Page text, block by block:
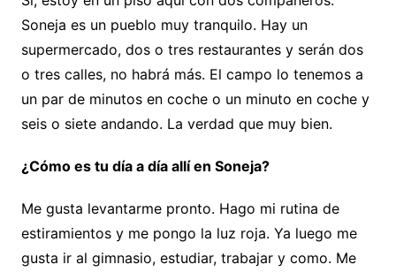
Soneja es un pueblo muy tranquilo. Hay un
supermercado, dos o tres restaurantes y serán dos
o tres calles, no habrá más. El campo lo tenemos a
un par de minutos en coche o un minuto en coche y
seis o siete andando. La verdad que muy bien.
¿Cómo es tu día a día allí en Soneja?
Me gusta levantarme pronto. Hago mi rutina de
estiramientos y me pongo la luz roja. Ya luego me
gusta ir al gimnasio, estudiar, trabajar y como. Me